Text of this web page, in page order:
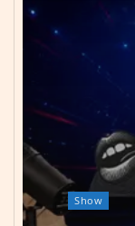
Show